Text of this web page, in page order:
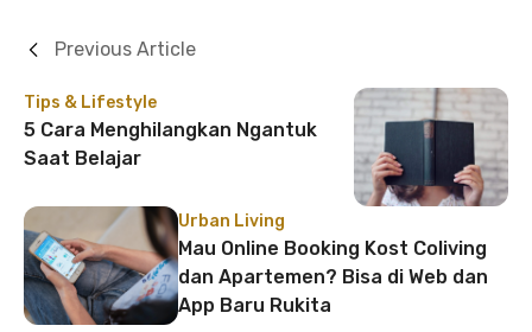
Tips & Lifestyle
5 Cara Menghilangkan Ngantuk
Saat Belajar
Previous Article
Urban Living
Mau Online Booking Kost Coliving
dan Apartemen? Bisa di Web dan
App Baru Rukita